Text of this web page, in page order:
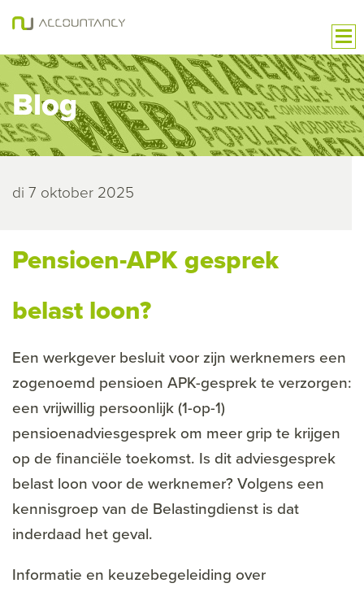
Blog
di 7 oktober 2025
Pensioen-APK gesprek
belast loon?
Een werkgever besluit voor zijn werknemers een
zogenoemd pensioen APK-gesprek te verzorgen:
een vrijwillig persoonlijk (1-op-1)
pensioenadviesgesprek om meer grip te krijgen
op de financiële toekomst. Is dit adviesgesprek
belast loon voor de werknemer? Volgens een
kennisgroep van de Belastingdienst is dat
inderdaad het geval.
Informatie en keuzebegeleiding over